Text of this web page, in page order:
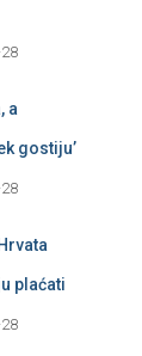
a
gostiju’
plaćati